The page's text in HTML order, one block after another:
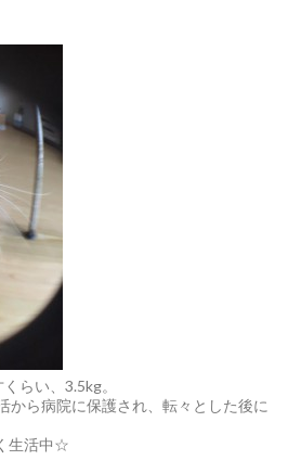
らい、3.5kg。
から病院に保護され、転々とした後に
生活中☆